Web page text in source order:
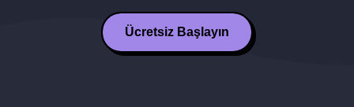
Ücretsiz Başlayın